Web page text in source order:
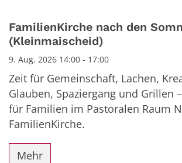
FamilienKirche nach den
(Kleinmaischeid)
9. Aug. 2026 14:00 - 17:00
Zeit für Gemeinschaft, Lachen,
Glauben, Spaziergang und Grillen
für Familien im Pastoralen Raum
FamilienKirche.
Mehr